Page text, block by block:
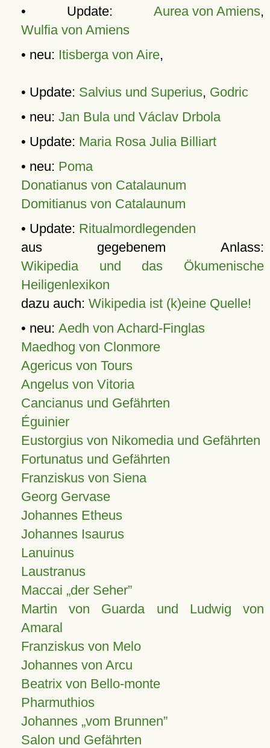
• Update: Aurea von Amiens,
Wulfia von Amiens
• neu: Itisberga von Aire,
• Update: Salvius und Superius, Godric
• neu: Jan Bula und Václav Drbola
• Update: Maria Rosa Julia Billiart
• neu: Poma
Donatianus von Catalaunum
Domitianus von Catalaunum
• Update: Ritualmordlegenden
aus gegebenem Anlass:
Wikipedia und das Ökumenische
Heiligenlexikon
dazu auch: Wikipedia ist (k)eine Quelle!
• neu: Aedh von Achard-Finglas
Maedhog von Clonmore
Agericus von Tours
Angelus von Vitoria
Cancianus und Gefährten
Éguinier
Eustorgius von Nikomedia und Gefährten
Fortunatus und Gefährten
Franziskus von Siena
Georg Gervase
Johannes Etheus
Johannes Isaurus
Lanuinus
Laustranus
Maccai „der Seher”
Martin von Guarda und Ludwig von
Amaral
Franziskus von Melo
Johannes von Arcu
Beatrix von Bello-monte
Pharmuthios
Johannes vom Brunnen
Salon und Gefährten